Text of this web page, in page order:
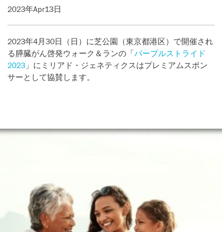
2023年Apr13日
2023年4月30日（日）に芝公園（東京都港区）で開催され
る膵臓がん啓発ウォーク＆ランの「パープルストライド
2023 」にミリアド・ジェネティクスはプレミアムスポン
サーとして協賛します。